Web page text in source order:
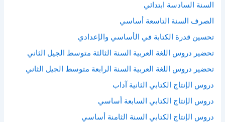
السنة السادسة ابتدائي
الصرف السنة التاسعة أساسي
تحسين قدرة الكتابة في الأساسي والإعدادي
تحضير دروس اللغة العربية السنة الثالثة متوسط الجيل الثاني
تحضير دروس اللغة العربية السنة الرابعة متوسط الجيل الثاني
دروس الإنتاج الكتابي الثانية آداب
دروس الإنتاج الكتابي السابعة أساسي
دروس الإنتاج الكتابي السنة الثامنة أساسي